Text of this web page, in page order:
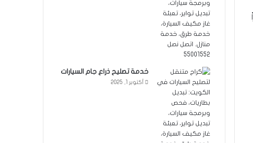
خدمة تصليح ذراع جام السيارات
أكتوبر 1, 2025